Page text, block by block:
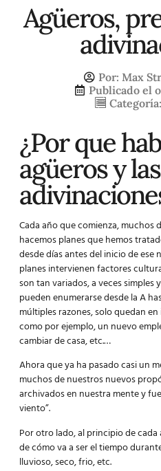
Agüeros,
Por: Max
Publicado el
Categoría:
¿Por que
agüerosy las
Cada año que comienza, muchos
hacemos planes que hemos
desde días antes del inicio de
planes intervienen factores
son tan variados, a veces simples
pueden enumerarse desde la A
múltiples razones, solo quedan
como por ejemplo, un nuevo
cambiar de casa, etc.…
Ahora que ya ha pasado casi un
muchos de nuestros nuevos
archivados en nuestra mente y
viento”.
Por otro lado, al principio de
de cómo va a ser el tiempo
lluvioso, seco, frio, etc.